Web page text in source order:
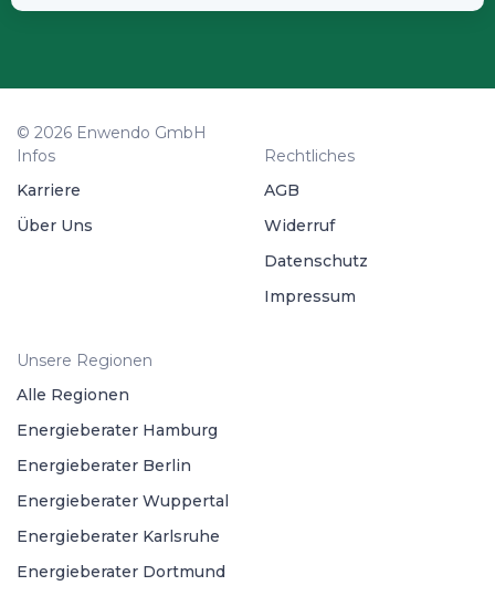
© 2026 Enwendo GmbH
Infos
Karriere
Über Uns
Rechtliches
AGB
Widerruf
Datenschutz
Impressum
Unsere Regionen
Alle Regionen
Energieberater Hamburg
Energieberater Berlin
Energieberater Wuppertal
Energieberater Karlsruhe
Energieberater Dortmund